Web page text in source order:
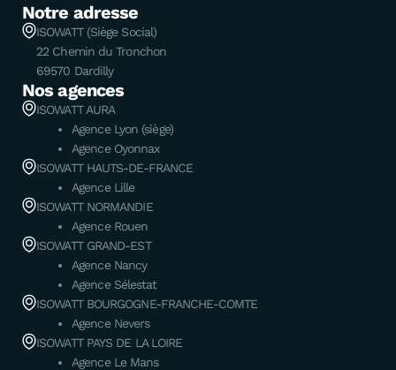
Notre adresse
ISOWATT (Siège Social)
22 Chemin du Tronchon
69570 Dardilly
Nos agences
ISOWATT AURA
Agence Lyon (siège)
Agence Oyonnax
ISOWATT HAUTS-DE-FRANCE
Agence Lille
ISOWATT NORMANDIE
Agence Rouen
ISOWATT GRAND-EST
Agence Nancy
Agence Sélestat
ISOWATT BOURGOGNE-FRANCHE-COMTE
Agence Nevers
ISOWATT PAYS DE LA LOIRE
Agence Le Mans